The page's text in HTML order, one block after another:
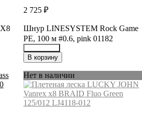
2 725 ₽
Шнур LINESYSTEM Rock Game
PE, 100 м #0.6, pink 01182
19840774
В корзину
Нет в наличии